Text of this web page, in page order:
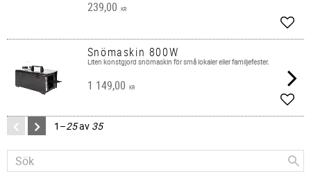
239,00 KR
Snömaskin 800W
​Liten konstgjord snömaskin för små lokaler eller familjefester.
1 149,00 KR
1–25av 35